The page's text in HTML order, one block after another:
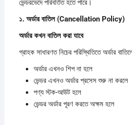
ভেন্ডরভেদে পরিবর্তিত হতে পারে।
১. অর্ডারবাতিল (Cancellation Policy)
অর্ডারকখনবাতিলকরাযাবে
গ্রাহক সাধারণত নিচের পরিস্থিতিতে অর্ডার
অর্ডার এখনও শিপ না হলে
ভেন্ডর এখনও অর্ডার প্রসেস শুরু না করলে
পণ্য স্টক-আউট হলে
ভেন্ডর অর্ডার পূরণ করতে অক্ষম হলে